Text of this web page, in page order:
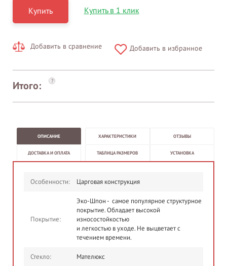
Купить Купить в 1 клик
Добавить в сравнение Добавить в избранное
Итого: ?
ОПИСАНИЕ ХАРАКТЕРИСТИКИ ОТЗЫВЫ
ДОСТАВКА И ОПЛАТА ТАБЛИЦА РАЗМЕРОВ УСТАНОВКА
Особенности: Царговая конструкция
Покрытие:
Эко-Шпон - самое популярное структурное
покрытие. Обладает высокой
износостойкостью
и легкостью в уходе. Не выцветает с
течением времени.
Стекло: Мателюкс